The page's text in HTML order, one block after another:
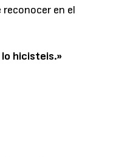
en el
lo hicisteis.»